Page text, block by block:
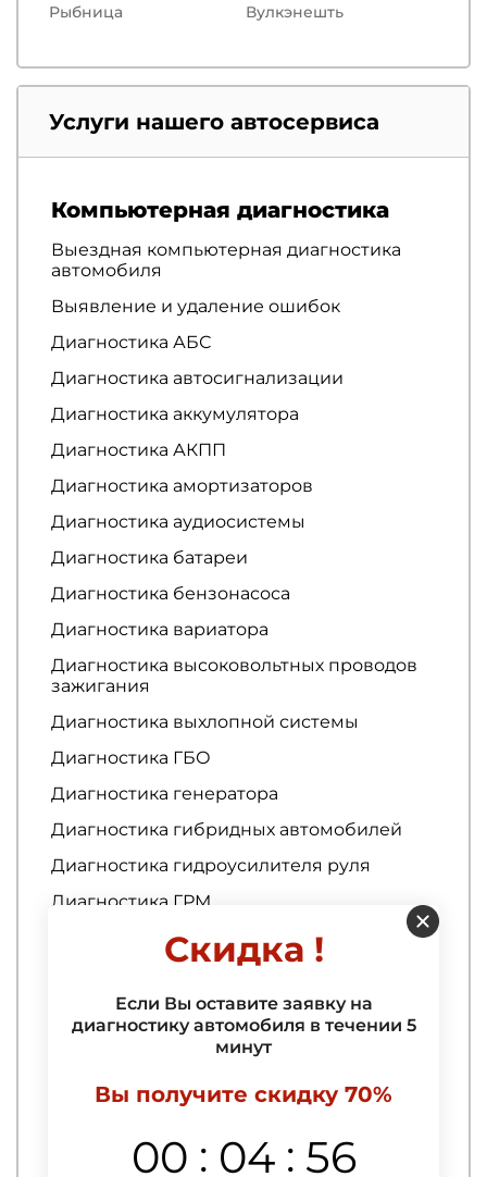
Рыбница
Вулкэнешть
Услуги нашего автосервиса
Компьютерная диагностика
Выездная компьютерная диагностика
автомобиля
Выявление и удаление ошибок
Диагностика АБС
Диагностика автосигнализации
Диагностика аккумулятора
Диагностика АКПП
Диагностика амортизаторов
Диагностика аудиосистемы
Диагностика батареи
Диагностика бензонасоса
Диагностика вариатора
Диагностика высоковольтных проводов
зажигания
Диагностика выхлопной системы
Диагностика ГБО
Диагностика генератора
Диагностика гибридных автомобилей
Диагностика гидроусилителя руля
Диагностика ГРМ
Диагностика двигателя
Диагностика двигателя
Ремонт кузова
Абразивная полировка автомобиля
Аквапринт
Скидка !
Если Вы оставите заявку на
диагностику автомобиля в течении 5
минут
Вы получите скидку 70%
00 : 04 : 55